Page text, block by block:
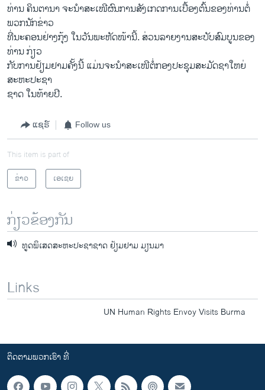
ທ່ານ ຄິນຕານາ ຈະນໍາສະເໜີຜົນການສັງເກດການເບື້ອງຕົ້ນຂອງທ່ານ​ຕໍ່
ພວກນັກຂ່າວ
ທີ່ນະຄອນຢ່າງກຸ້ງ ​ໃນວັນພະຫັດໜ້ານີ້. ສ່ວນລາຍງານສະບັບສົມບູນຂອງ
ທ່ານ ກ່ຽວ
ກັບການຢ້ຽມຢາມຄັ້ງ​ນີ້ ​ແມ່ນຈະນໍາສະເໜີຕໍ່ກອງ​ປະຊຸມສະມັດຊາໃຫຍ່
ສະຫະປະຊາ
ຊາດ ໃນທ້າຍປີ.
ແຊຣ໌ Follow us
This item is part of
ຂ່າວ
ເອເຊຍ
ກ່ຽວຂ້ອງກັນ
ທູດພິເສດສະຫະປະຊາຊາດ ຢ້ຽມຢາມ ມຽນມາ
Links
UN Human Rights Envoy Visits Burma
ຕິດຕາມພວກເຮົາ ທີ່